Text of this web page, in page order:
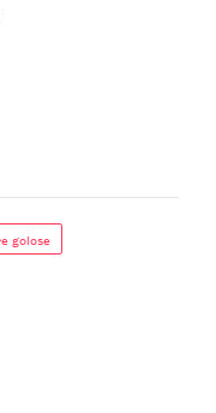
golose